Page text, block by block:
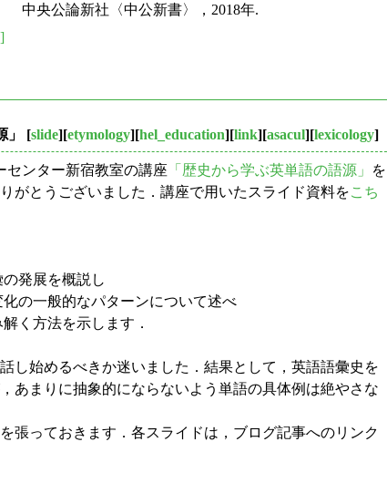
央公論新社〈中公新書〉，2018年.
[slide][etymology][hel_education][link][asacul][lexicology]
ンター新宿教室の講座 「歴史から学ぶ英単語の語源」
を
がとうございました．講座で用いたスライド資料をこち
発展を概説し
の一般的なパターンについて述べ
く方法を示します．
し始めるべきか迷いました．結果として，英語語彙史を
あまりに抽象的にならないよう単語の具体例は絶やさな
張っておきます．各スライドは，ブログ記事へのリンク